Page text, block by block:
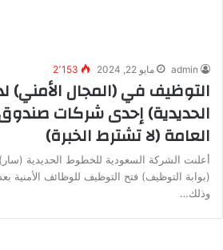
admin مايو 22, 2024 2٬153
التوظيف في (المجال
الحديدية) إحدى شركات صندوق
العامة (لا تشترط الخبرة)
أعلنت الشركة السعودية للخطوط الحديدية (سار)
(بوابة التوظيف) فتح التوظيف للوظائف الأمنية
وذلك…